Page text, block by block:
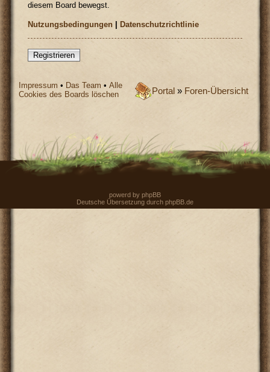
diesem Board bewegst.
Nutzungsbedingungen |Datenschutzrichtlinie
Registrieren
Portal » Foren-Übersicht
Impressum • Das Team •Alle
Cookies des Boards löschen
powerd by phpBB
Deutsche Übersetzung durch phpBB.de